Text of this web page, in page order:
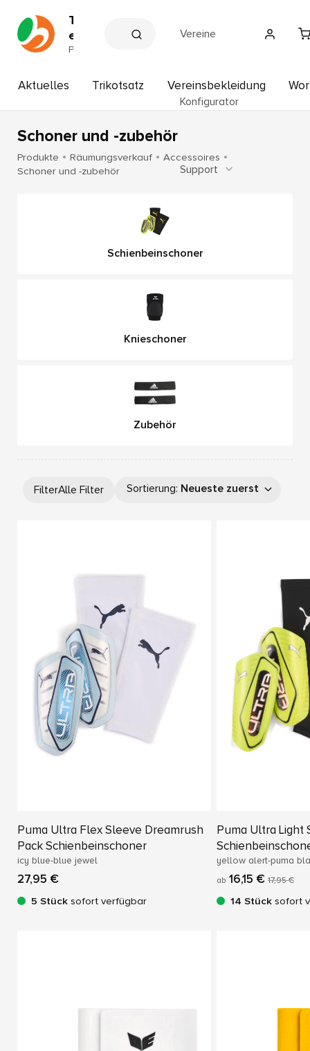
T
e
a
t
H
o
P
d
e
r
V
e
Vereine
Konfigurator
Support
Aktuelles Trikotsatz Vereinsbekleidung
Schoner und -zubehör
Produkte Räumungsverkauf
Accessoires
Schoner und -zubehör
Schienbeinschoner
Knieschoner
Zubehör
FilterAlle Filter Sortierung: Neueste zuerst
Puma Ultra Flex Sleeve Dreamrush
Pack Schienbeinschoner
icy blue-blue jewel
27,95 €
5 Stück sofort verfügbar
Puma Ultra Light
yellow alert-puma
ab 16,15 € 17,95 €
14 Stück sofort